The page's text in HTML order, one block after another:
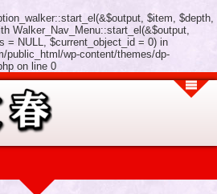
$item, $depth,
Walker_Nav_Menu::start_el(&$output,
= NULL, $current_object_id = 0) in
public_html/wp-content/themes/dp-
on line 0